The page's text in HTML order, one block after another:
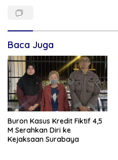
Baca Juga
Buron Kasus Kredit Fiktif 4,5
M Serahkan Diri ke
Kejaksaan Surabaya